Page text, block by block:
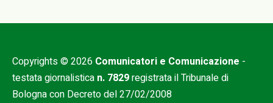
Copyrights © 2026 Comunicatori e Comunicazione -
testata giornalistica n. 7829registrata il Tribunale di
Bologna con Decreto del 27/02/2008